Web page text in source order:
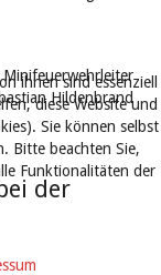
Minifeuerwehrleiter
Hildenbrand
der
ihnen sind essenziell
diese Website und
Sie können selbst
Bitte beachten Sie,
Funktionalitäten der